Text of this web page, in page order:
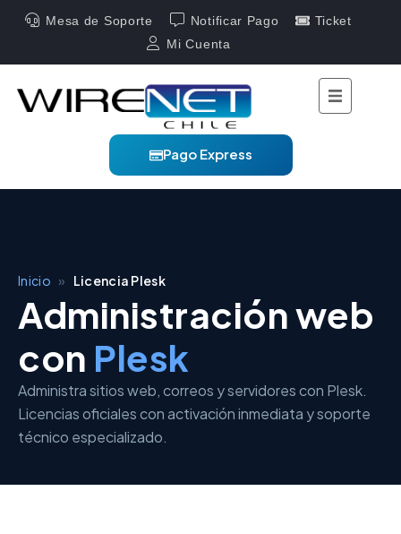
Mesa de Soporte Notificar Pago
Ticket
Mi Cuenta
Pago Express
Inicio » Licencia Plesk
Administración web
con Plesk
Administra sitios web, correos y servidores con Plesk.
Licencias oficiales con activación inmediata y soporte
técnico especializado.